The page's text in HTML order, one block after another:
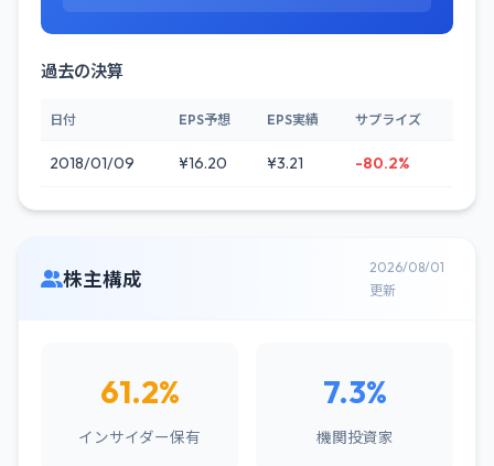
過去の決算
日付 EPS予想 EPS実績 サプライズ
2018/01/09 ¥16.20 ¥3.21 -80.2%
株主構成
2026/08/01
更新
61.2%
インサイダー保有
7.3%
機関投資家